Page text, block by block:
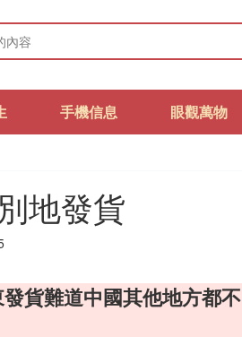
手機信息 眼觀萬物
地發貨
貨難道中國其他地方都不